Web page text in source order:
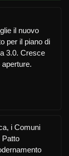
il nuovo
per il piano di
3.0. Cresce
aperture.
i Comuni
Patto